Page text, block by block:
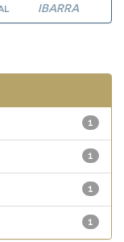
IBARRA
1
1
1
1